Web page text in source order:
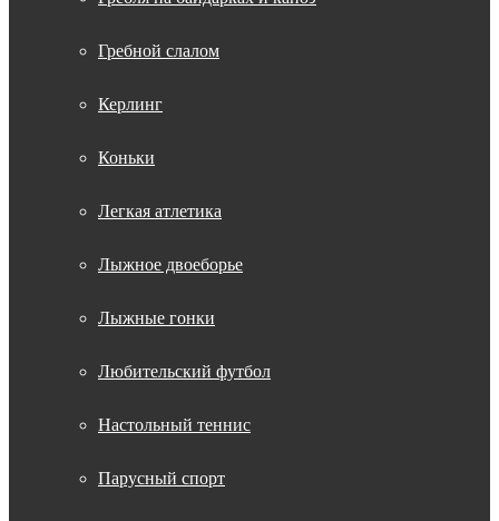
Гребной слалом
Керлинг
Коньки
Легкая атлетика
Лыжное двоеборье
Лыжные гонки
Любительский футбол
Настольный теннис
Парусный спорт